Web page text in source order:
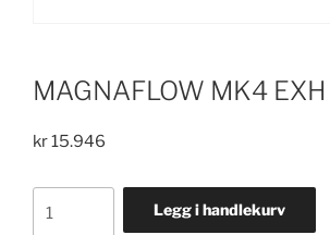
MAGNAFLOW MK4 EXH
kr15.946
Legg i handlekurv